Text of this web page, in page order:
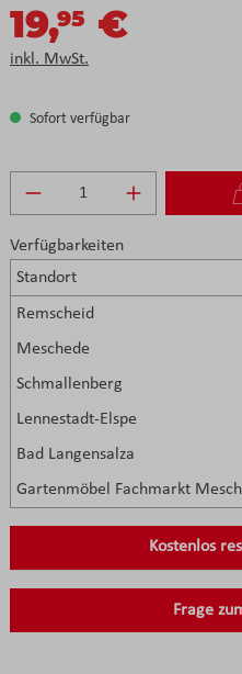
19,95 €
inkl. MwSt.
Sofort verfügbar
Produkt Anzahl:
Verfügbarkeiten
Standort
Remscheid
Meschede
Schmallenberg
Lennestadt-Elspe
Bad Langensalza
Gartenmöbel Fachmarkt
Kostenlos
Frage